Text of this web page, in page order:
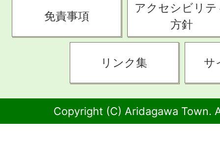
免責事項
アクセシビリテ
方針
リンク集 サ
Copyright (C) Aridagawa Town.